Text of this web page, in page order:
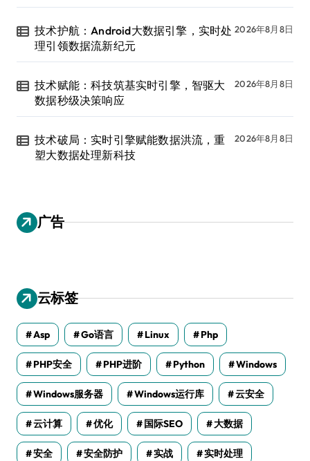
技术护航：Android大数据引擎，实时处
理引领数据流新纪元
2026年8月8日
技术赋能：科技筑基实时引擎，智驱大
数据秒级决策响应
2026年8月8日
技术破局：实时引擎赋能数据洪流，重
塑大数据处理新科技
2026年8月8日
广告
云标签
Asp Go语言 Linux Php
PHP安全 PHP进阶 Python Windows
Windows服务器 Windows运行库 云安全
云计算 优化 国际SEO 大数据
安全 安全防护 实战 实时处理